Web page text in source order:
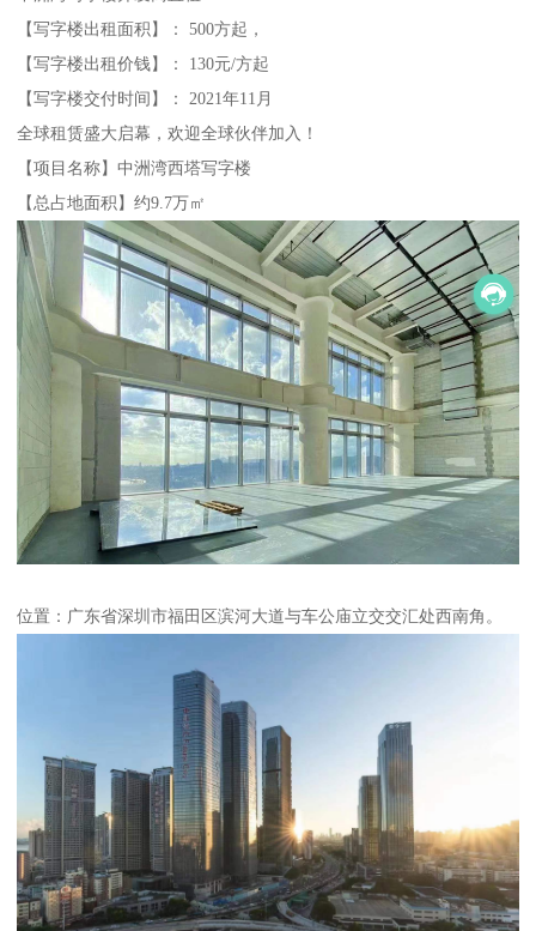
【写字楼出租面积】： 500方起，
【写字楼出租价钱】： 130元/方起
【写字楼交付时间】： 2021年11月
全球租赁盛大启幕，欢迎全球伙伴加入！
【项目名称】中洲湾西塔写字楼
【总占地面积】约9.7万㎡
位置：广东省深圳市福田区滨河大道与车公庙立交交汇处西南角。